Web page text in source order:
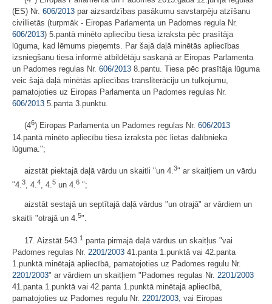
(ES) Nr. 606/2013 par aizsardzības pasākumu savstarpēju atzīšanu
civillietās (turpmāk - Eiropas Parlamenta un Padomes regula Nr.
606/2013) 5.pantā minēto apliecību tiesa izraksta pēc prasītāja
lūguma, kad lēmums pieņemts. Par šajā daļā minētās apliecības
izsniegšanu tiesa informē atbildētāju saskaņā ar Eiropas Parlamenta
un Padomes regulas Nr. 606/2013 8.pantu. Tiesa pēc prasītāja lūguma
veic šajā daļā minētās apliecības transliterāciju un tulkojumu,
pamatojoties uz Eiropas Parlamenta un Padomes regulas Nr.
606/2013 5.panta 3.punktu.
(46) Eiropas Parlamenta un Padomes regulas Nr. 606/2013
14.pantā minēto apliecību tiesa izraksta pēc lietas dalībnieka
lūguma.";
aizstāt piektajā daļā vārdu un skaitli "un 4. 3" ar skaitļiem un vārdu
"4.3, 4.4, 4.5 un 4.6 ";
aizstāt sestajā un septītajā daļā vārdus "un otrajā" ar vārdiem un
skaitli "otrajā un 4.5".
17. Aizstāt 543. 1 panta pirmajā daļā vārdus un skaitļus "vai
Padomes regulas Nr. 2201/2003 41.panta 1.punktā vai 42.panta
1.punktā minētajā apliecībā, pamatojoties uz Padomes regulu Nr.
2201/2003" ar vārdiem un skaitļiem "Padomes regulas Nr. 2201/2003
41.panta 1.punktā vai 42.panta 1.punktā minētajā apliecībā,
pamatojoties uz Padomes regulu Nr. 2201/2003 , vai Eiropas